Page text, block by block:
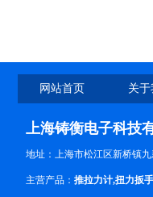
网站首页 关
上海铸衡电子科技
地址：上海市松江区新桥镇
主营产品： 推拉力计,扭力扳手